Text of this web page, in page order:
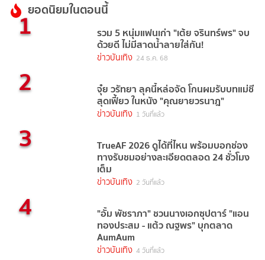
ยอดนิยมในตอนนี้
1 รวม 5 หนุ่มแฟนเก่า "เต้ย จรินทร์พร" จบ
ด้วยดี ไม่มีสาดน้ำลายใส่กัน!
ข่าวบันเทิง 24 ธ.ค. 68
2 จุ๋ย วรัทยา ลุคนี้หล่อจัด โกนผมรับบทแม่ชี
สุดเฟี้ยว ในหนัง "คุณยายวรนาฎ"
ข่าวบันเทิง 1 วันที่แล้ว
3 TrueAF 2026 ดูได้ที่ไหน พร้อมบอกช่อง
ทางรับชมอย่างละเอียดตลอด 24 ชั่วโมง
เต็ม
ข่าวบันเทิง 2 วันที่แล้ว
4 "อั้ม พัชราภา" ชวนนางเอกซุปตาร์ "แอน
ทองประสม - แต้ว ณฐพร" บุกตลาด
AumAum
ข่าวบันเทิง 4 วันที่แล้ว